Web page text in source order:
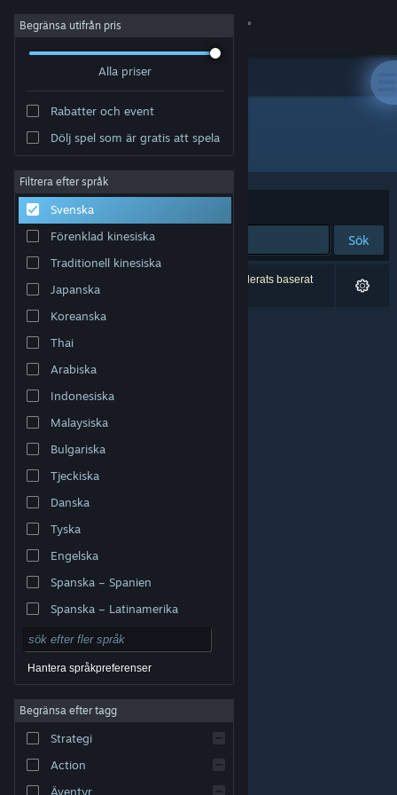
Logga in
Om
Support
Byt språk
Skaffa Steams mobilapp
Se skrivbordswebbplats
varumärken tillhör respektive ägare i USA och andra
Tillgänglighet
Återbetalningar|
Begränsa utifrån pris
Alla priser
Rabatter och event
Dölj spel som är gratis att spela
Filtrera efter språk
Svenska
Förenklad kinesiska
Traditionell kinesiska
Japanska
Koreanska
Thai
Arabiska
Indonesiska
Malaysiska
Bulgariska
Tjeckiska
Danska
Tyska
Engelska
Spanska – Spanien
Spanska – Latinamerika
Hantera språkpreferenser
Begränsa efter tagg
Strategi
Action
Äventyr
Utgivare: Skaldery Games
Sortera efter Relevans
Sök
0 träffar matchade din sökning. 2 titlar har exkluderats baserat
på dina preferenser.